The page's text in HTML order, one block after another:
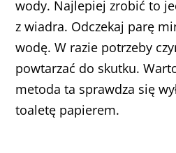
wody. Najlepiej zrobić to
z wiadra. Odczekaj parę
wodę. W razie potrzeby
powtarzać do skutku.
metoda ta sprawdza się
toaletę papierem.